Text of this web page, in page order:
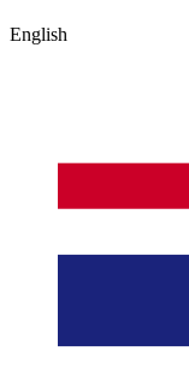
English